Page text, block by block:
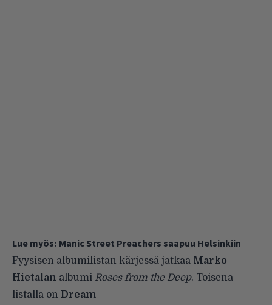
Lue myös: Manic Street Preachers saapuu Helsinkiin
Fyysisen albumilistan kärjessä jatkaa Marko
Hietalan albumi Roses from the Deep. Toisena
listalla on Dream